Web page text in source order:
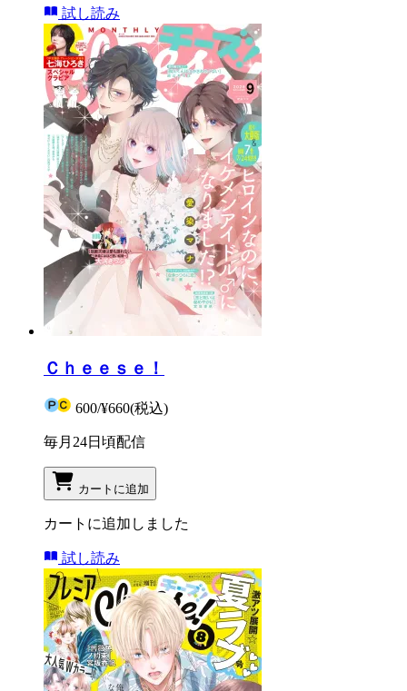
試し読み
Ｃｈｅｅｓｅ！
600/¥660(税込)
毎月24日頃配信
カートに追加
カートに追加しました
試し読み